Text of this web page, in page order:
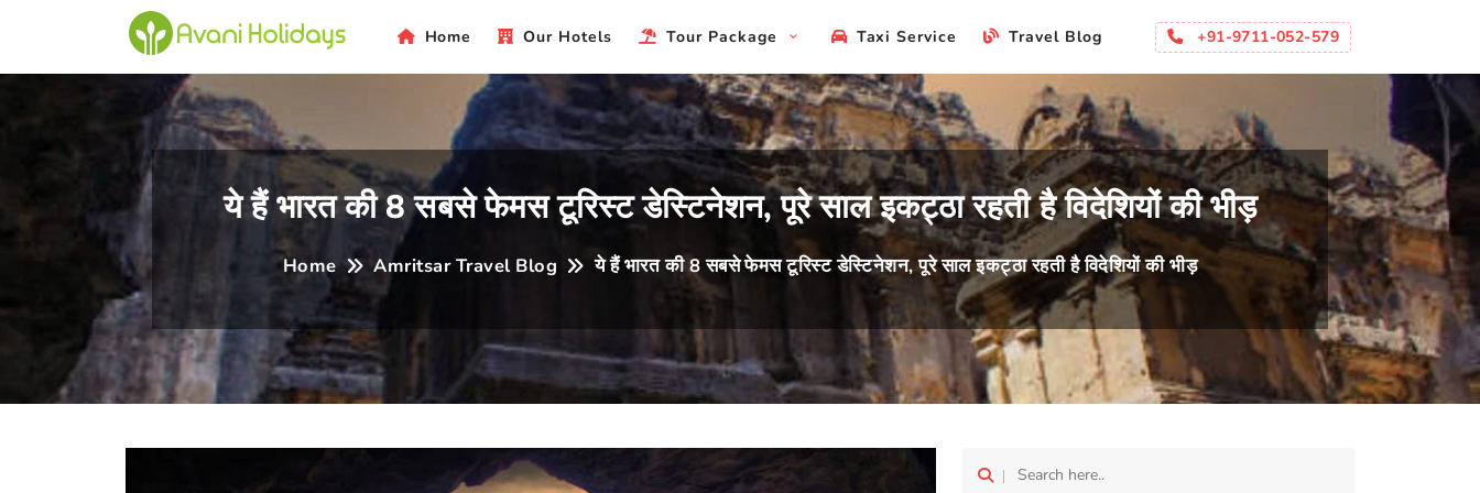
Home Our Hotels Tour Package Taxi Service Travel Blog +91-9711-052-579
ये हैं भारत की 8 सबसे फेमस टूरिस्ट डेस्टिनेशन, पूरे साल इकट्ठा रहती है विदेशियों की भीड़
Home Amritsar Travel Blog ये हैं भारत की 8 सबसे फेमस टूरिस्ट डेस्टिनेशन, पूरे साल इकट्ठा रहती है विदेशियों की भीड़